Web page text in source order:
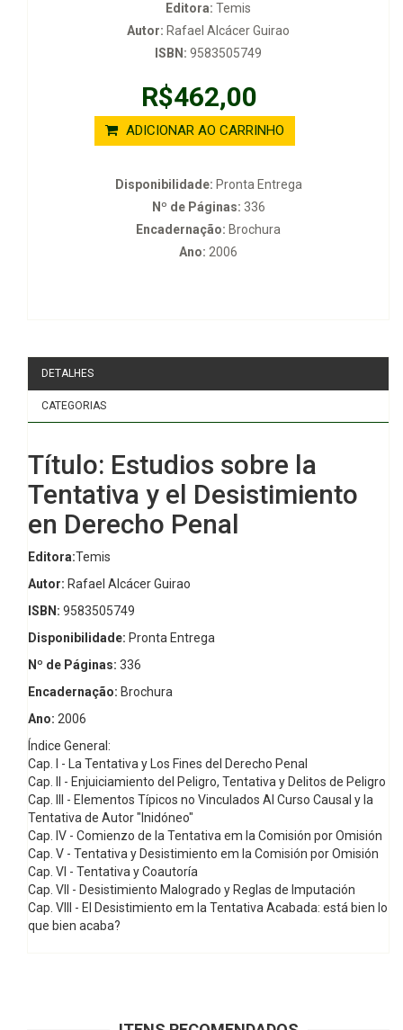
Editora: Temis
Autor: Rafael Alcácer Guirao
ISBN: 9583505749
R$462,00
ADICIONAR AO CARRINHO
Disponibilidade: Pronta Entrega
Nº de Páginas: 336
Encadernação: Brochura
Ano: 2006
DETALHES
CATEGORIAS
Título: Estudios sobre la
Tentativa y el Desistimiento
en Derecho Penal
Editora:Temis
Autor: Rafael Alcácer Guirao
ISBN: 9583505749
Disponibilidade: Pronta Entrega
Nº de Páginas: 336
Encadernação: Brochura
Ano: 2006
Índice General:
Cap. I - La Tentativa y Los Fines del Derecho Penal
Cap. II - Enjuiciamiento del Peligro, Tentativa y Delitos de Peligro
Cap. III - Elementos Típicos no Vinculados Al Curso Causal y la
Tentativa de Autor "Inidóneo"
Cap. IV - Comienzo de la Tentativa em la Comisión por Omisión
Cap. V - Tentativa y Desistimiento em la Comisión por Omisión
Cap. VI - Tentativa y Coautoría
Cap. VII - Desistimiento Malogrado y Reglas de Imputación
Cap. VIII - El Desistimiento em la Tentativa Acabada: está bien lo
que bien acaba?